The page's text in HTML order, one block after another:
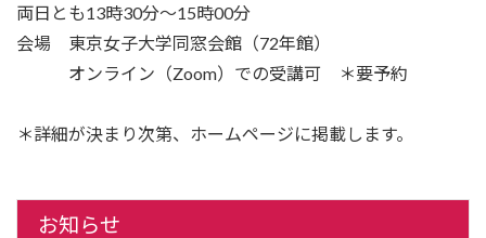
両日とも13時30分～15時00分
会場 東京女子大学同窓会館（72年館）
オンライン（Zoom）での受講可 ＊要予約
＊詳細が決まり次第、ホームページに掲載します。
お知らせ